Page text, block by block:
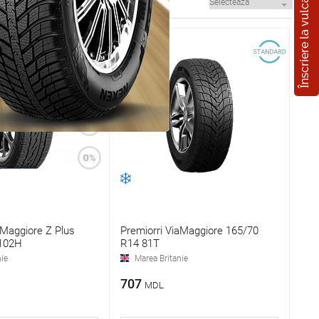
Înscriere la vulcanizare
Z Plus
Premiorri ViaMaggiore 165/70
R14 81T
Marea Britanie
707 MDL